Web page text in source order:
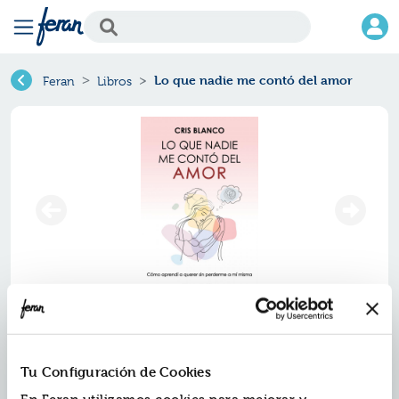
Tu Configuración de Cookies
Feran Libros Lo que nadie me contó del amor
Lo que nadie me contó del amor
Ref.ZHC-0644410